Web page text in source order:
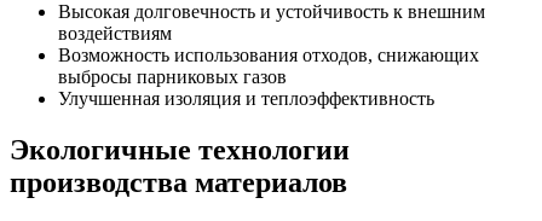
Высокая долговечность и устойчивость к внешним
воздействиям
Возможность использования отходов, снижающих
выбросы парниковых газов
Улучшенная изоляция и теплоэффективность
Экологичные технологии
производства материалов